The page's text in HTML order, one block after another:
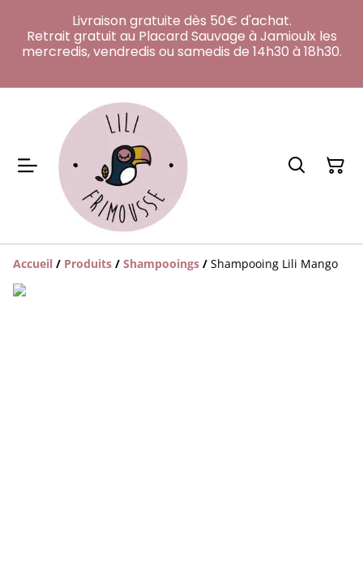
Livraison gratuite dès 50€ d'achat.
Retrait gratuit au Placard Sauvage à Jamioulx les
mercredis, vendredis ou samedis de 14h30 à 18h30.
Accueil / Produits / Shampooings / Shampooing Lili Mango